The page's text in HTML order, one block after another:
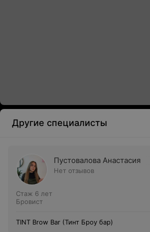
Другие специалисты
Пустовалова Анастасия
Нет отзывов
Стаж 6 лет
Бровист
TINT Brow Bar (Тинт Броу бар)